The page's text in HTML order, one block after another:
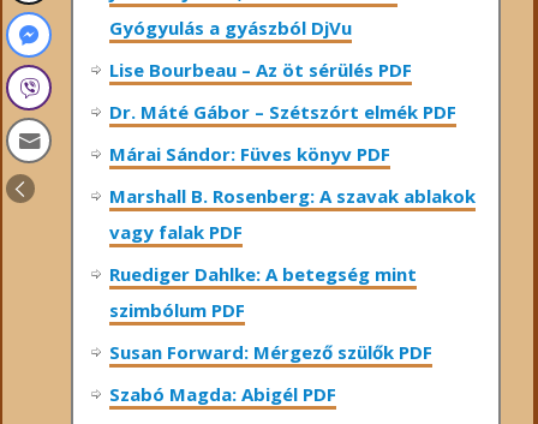
Gyógyulás a gyászból DjVu
Lise Bourbeau – Az öt sérülés PDF
Dr. Máté Gábor – Szétszórt elmék PDF
Márai Sándor: Füves könyv PDF
Marshall B. Rosenberg: A szavak ablakok
vagy falak PDF
Ruediger Dahlke: A betegség mint
szimbólum PDF
Susan Forward: Mérgező szülők PDF
Szabó Magda: Abigél PDF